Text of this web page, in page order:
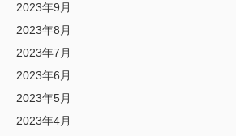
2023年9月
2023年8月
2023年7月
2023年6月
2023年5月
2023年4月